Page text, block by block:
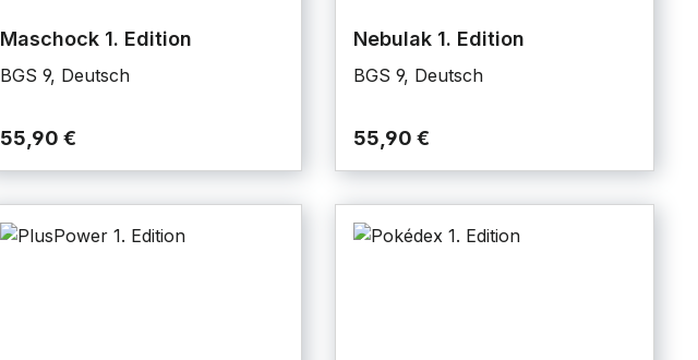
Maschock 1. Edition
BGS 9, Deutsch
55,90 €
Nebulak 1. Edition
BGS 9, Deutsch
55,90 €